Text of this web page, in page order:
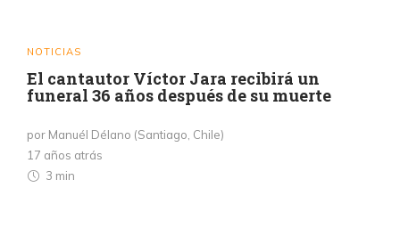
NOTICIAS
El cantautor Víctor Jara recibirá un
funeral 36 años después de su muerte
por Manuél Délano (Santiago, Chile)
17 años atrás
3 min